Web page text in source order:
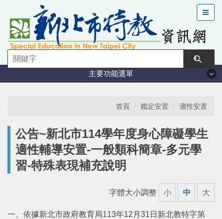
到
主
要
容
主要功能選單
特教現況
鑑定安置
學習輔導
首頁 鑑定安置 適性安置
公告~新北市114學年度身心障礙學生
適性輔導安置-一般類科簡章-多元學
習-特殊表現補充說明
字體大小調整 小 中 大
一、依據新北市政府教育局113年12月31日新北教特字第